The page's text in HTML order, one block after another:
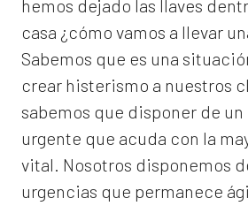
hemos dejado las llaves
casa ¿cómo vamos a llevar
Sabemos que es una
crear histerismo a nuestros
sabemos que disponer de
urgente que acuda con la
vital. Nosotros disponemos
urgencias que permanece